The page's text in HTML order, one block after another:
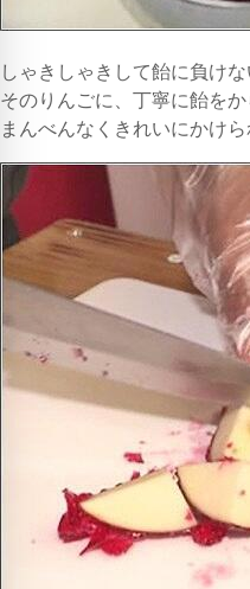
しゃきしゃきして飴に負け
そのりんごに、丁寧に飴をか
まんべんなくきれいにかけ